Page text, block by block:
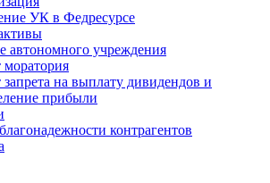
УК в Федресурсе
автономного учреждения
моратория
запрета на выплату дивидендов и
прибыли
контрагентов